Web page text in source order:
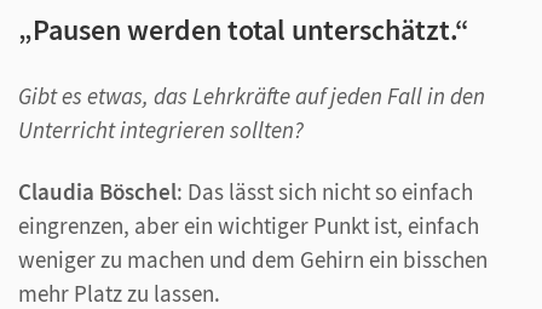
„Pausen werden total unterschätzt.“
Gibt es etwas, das Lehrkräfte auf jeden Fall in den
Unterricht integrieren sollten?
Claudia Böschel: Das lässt sich nicht so einfach
eingrenzen, aber ein wichtiger Punkt ist, einfach
weniger zu machen und dem Gehirn ein bisschen
mehr Platz zu lassen.